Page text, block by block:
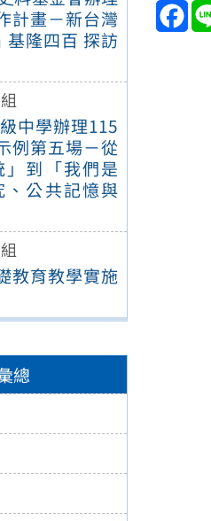
計畫－新台灣
基隆四百 探訪
中學辦理115
例第五場－從
」到「我們是
公共記憶與
教育教學實施
總